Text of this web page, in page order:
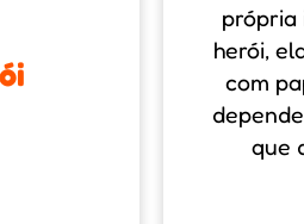
própria
herói,
com
que